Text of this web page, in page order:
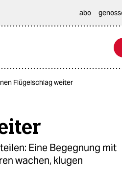
abo
Flügelschlag weiter
Eine Begegnung mit
wachen, klugen